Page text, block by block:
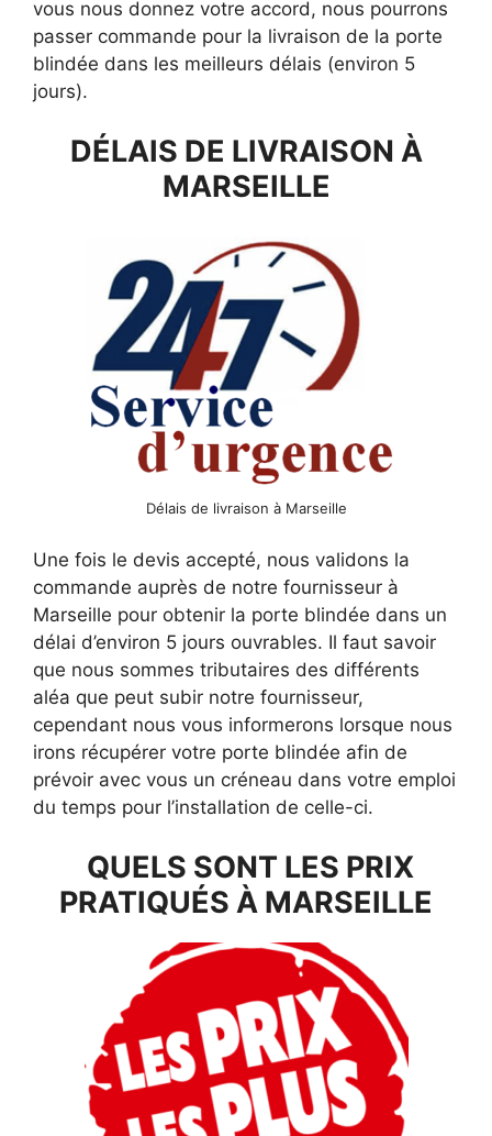
vous nous donnez votre accord, nous pourrons
passer commande pour la livraison de la porte
blindée dans les meilleurs délais (environ 5
jours).
DÉLAIS DE LIVRAISON À
MARSEILLE
Délais de livraison à Marseille
Une fois le devis accepté, nous validons la
commande auprès de notre fournisseur à
Marseille pour obtenir la porte blindée dans un
délai d’environ 5 jours ouvrables. Il faut savoir
que nous sommes tributaires des différents
aléa que peut subir notre fournisseur,
cependant nous vous informerons lorsque nous
irons récupérer votre porte blindée afin de
prévoir avec vous un créneau dans votre emploi
du temps pour l’installation de celle-ci.
QUELS SONT LES PRIX
PRATIQUÉS À MARSEILLE